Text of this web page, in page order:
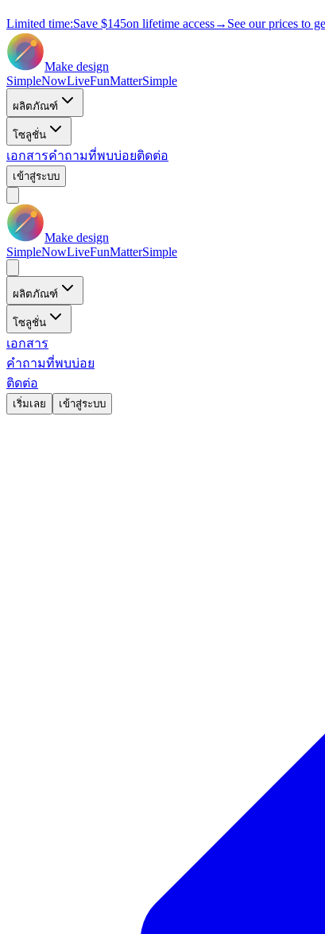
Limited time:Save $145on lifetime access→ See our prices to
Make design
SimpleNowLiveFunMatterSimple
ผลิตภัณฑ์
โซลูชั่น
เอกสารคำถามที่พบบ่อยติดต่อ
เข้าสู่ระบบ
Make design
SimpleNowLiveFunMatterSimple
ผลิตภัณฑ์
โซลูชั่น
เอกสาร
คำถามที่พบบ่อย
ติดต่อ
เริ่มเลย เข้าสู่ระบบ